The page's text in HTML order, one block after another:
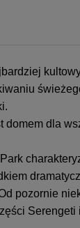
domem dla
Park
pozornie
Serengeti